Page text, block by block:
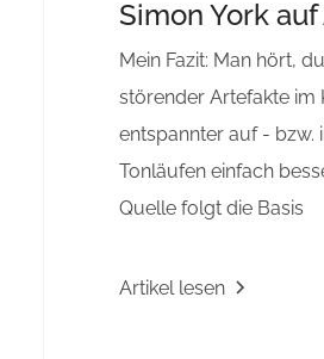
Simon York
Mein Fazit: Man hört,
störender Artefakte im
entspannter auf - bzw.
Tonläufen einfach
Quelle folgt die Basis
Artikel lesen